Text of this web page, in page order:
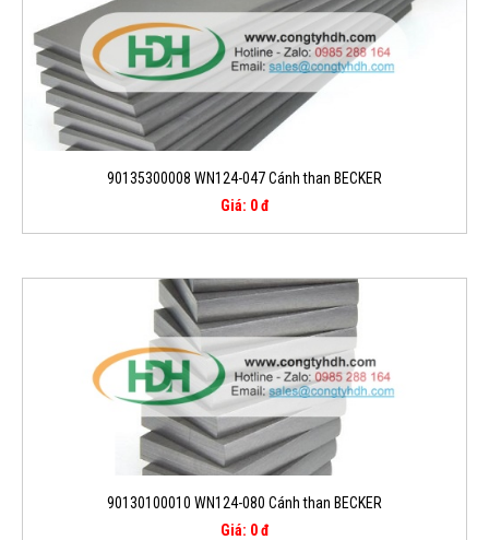
90135300008 WN124-047 Cánh than BECKER
Giá: 0 đ
90130100010 WN124-080 Cánh than BECKER
Giá: 0 đ